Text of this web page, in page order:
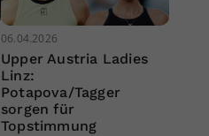
06.04.2026
Upper Austria Ladies
Linz:
Potapova/Tagger
sorgen für
Topstimmung